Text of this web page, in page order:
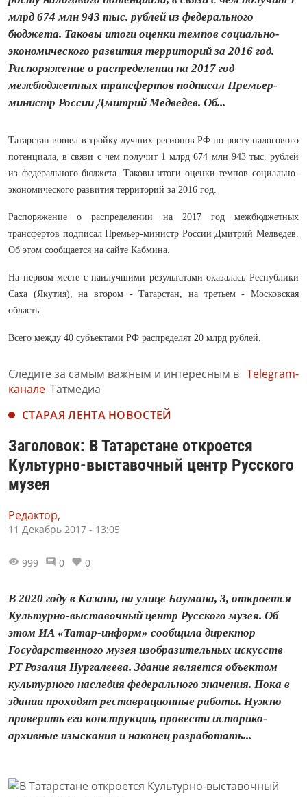
млрд 674 млн 943 тыс. рублей из федерального
бюджета. Таковы итоги оценки темпов социально-
экономического развития территорий за 2016 год.
Распоряжение о распределении на 2017 год
межбюджетных трансфертов подписал Премьер-
министр России Дмитрий Медведев. Об...
Татарстан вошел в тройку лучших регионов РФ по росту налогового
потенциала, в связи с чем получит 1 млрд 674 млн 943 тыс. рублей
из федерального бюджета. Таковы итоги оценки темпов социально-
экономического развития территорий за 2016 год.
Распоряжение о распределении на 2017 год межбюджетных
трансфертов подписал Премьер-министр России Дмитрий Медведев.
Об этом сообщается на сайте Кабмина.
На первом месте с наилучшими результатами оказалась Республики
Саха (Якутия), на втором - Татарстан, на третьем - Московская
область.
Всего между 40 субъектами РФ распределят 20 млрд рублей.
Следите за самым важным и интересным в Telegram-
канале Татмедиа
СТАРАЯ ЛЕНТА НОВОСТЕЙ
Заголовок: В Татарстане откроется
Культурно-выставочный центр Русского
музея
Редактор,
11 Декабрь 2017 - 13:05
999 0 0
В 2020 году в Казани, на улице Баумана, 3, откроется
Культурно-выставочный центр Русского музея. Об
этом ИА «Татар-информ» сообщила директор
Государственного музея изобразительных искусств
РТ Розалия Нургалеева. Здание является объектом
культурного наследия федерального значения. Пока в
здании проходят реставрационные работы. Нужно
проверить его конструкции, провести историко-
архивные изыскания и наконец разработать...